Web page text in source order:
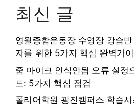
최신 글
영월종합운동장 수영장 강습
자를 위한 5가지 핵심 완벽가
줌 마이크 인식안됨 오류 설정
드: 5가지 핵심 점검
폴리어학원 광진캠퍼스 학습